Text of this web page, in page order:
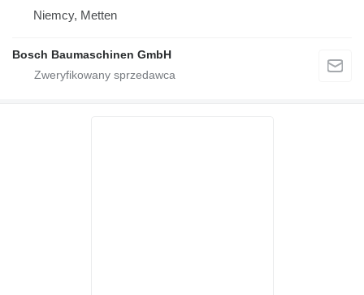
Niemcy, Metten
Bosch Baumaschinen GmbH